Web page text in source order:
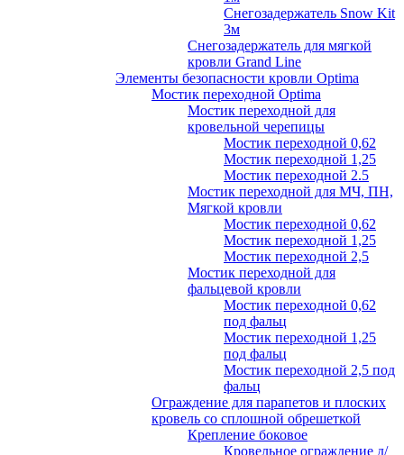
Снегозадержатель Snow Kit
3м
Снегозадержатель для мягкой
кровли Grand Line
Элементы безопасности кровли Optima
Мостик переходной Optima
Мостик переходной для
кровельной черепицы
Мостик переходной 0,62
Мостик переходной 1,25
Мостик переходной 2.5
Мостик переходной для МЧ, ПН,
Мягкой кровли
Мостик переходной 0,62
Мостик переходной 1,25
Мостик переходной 2,5
Мостик переходной для
фальцевой кровли
Мостик переходной 0,62
под фальц
Мостик переходной 1,25
под фальц
Мостик переходной 2,5 под
фальц
Ограждение для парапетов и плоских
кровель со сплошной обрешеткой
Крепление боковое
Кровельное ограждение д/